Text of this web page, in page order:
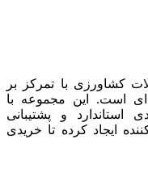
کشاورزی با تمرکز بر
است. این مجموعه با
استاندارد و پشتیبانی
ایجاد کرده تا خریدی